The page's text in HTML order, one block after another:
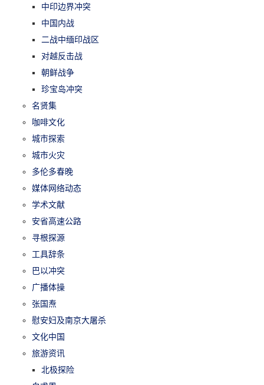
中印边界冲突
中国内战
二战中缅印战区
对越反击战
朝鲜战争
珍宝岛冲突
名贤集
咖啡文化
城市探索
城市火灾
多伦多春晚
媒体网络动态
学术文献
安省高速公路
寻根探源
工具辞条
巴以冲突
广播体操
张国焘
慰安妇及南京大屠杀
文化中国
旅游资讯
北极探险